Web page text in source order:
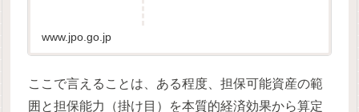
www.jpo.go.jp
ここで言えることは、ある程度、担保可能資産の範
囲と担保能力（掛け目）を本質的経済効果から算定